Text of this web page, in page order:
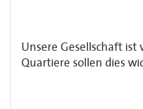
Unsere Gesellschaft
Quartiere sollen dies